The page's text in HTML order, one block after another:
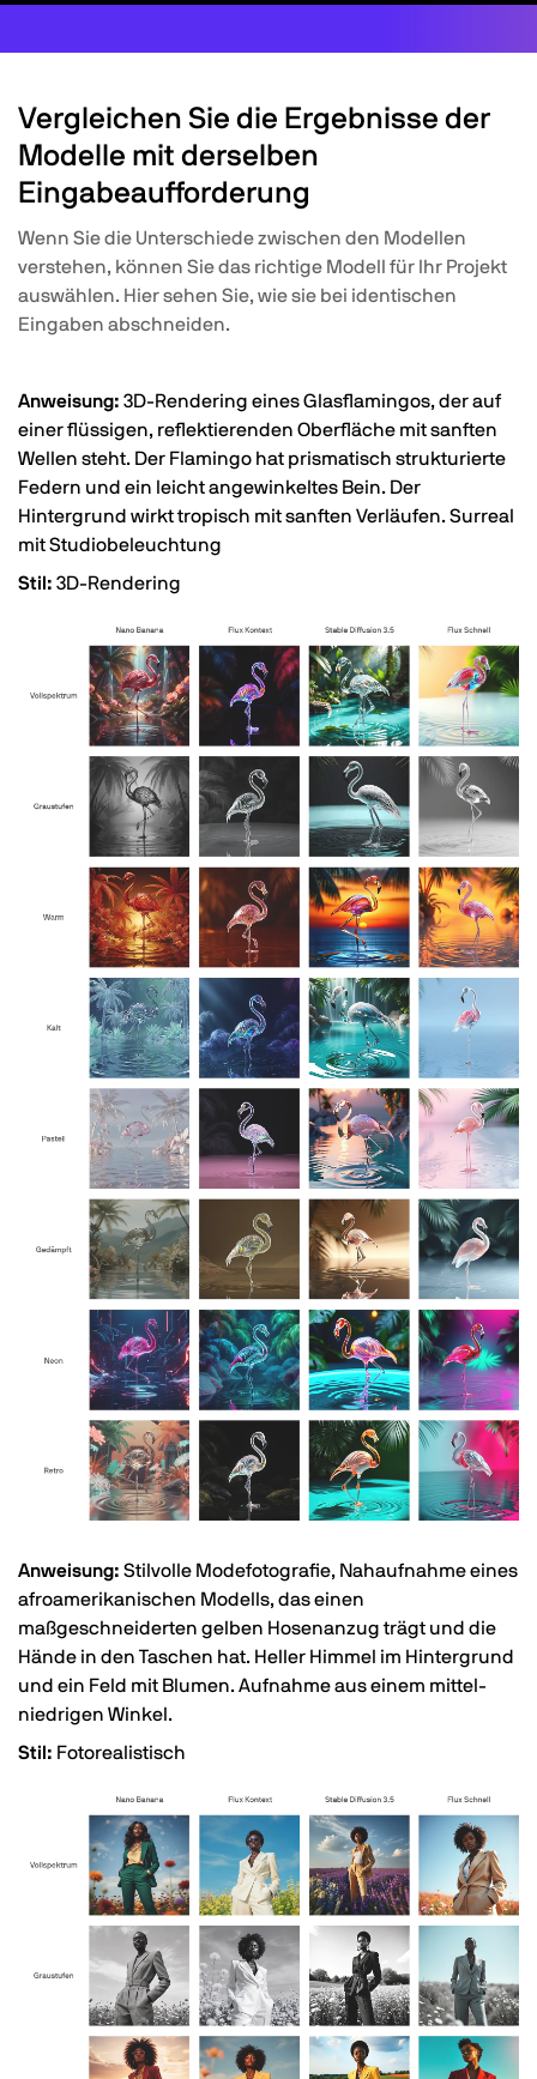
Vergleichen Sie die Ergebnisse der
Modelle mit derselben
Eingabeaufforderung
Wenn Sie die Unterschiede zwischen den Modellen
verstehen, können Sie das richtige Modell für Ihr Projekt
auswählen. Hier sehen Sie, wie sie bei identischen
Eingaben abschneiden.
Anweisung: 3D-Rendering eines Glasflamingos, der auf
einer flüssigen, reflektierenden Oberfläche mit sanften
Wellen steht. Der Flamingo hat prismatisch strukturierte
Federn und ein leicht angewinkeltes Bein. Der
Hintergrund wirkt tropisch mit sanften Verläufen. Surreal
mit Studiobeleuchtung
Stil: 3D-Rendering
Anweisung: Stilvolle Modefotografie, Nahaufnahme eines
afroamerikanischen Modells, das einen
maßgeschneiderten gelben Hosenanzug trägt und die
Hände in den Taschen hat. Heller Himmel im Hintergrund
und ein Feld mit Blumen. Aufnahme aus einem mittel-
niedrigen Winkel.
Stil: Fotorealistisch